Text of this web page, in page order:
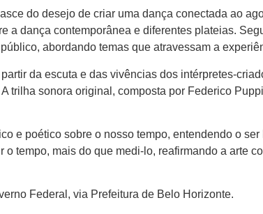
do desejo de criar uma dança conectada ao
dança contemporânea e diferentes plateias.
abordando temas que atravessam a
da escuta e das vivências dos intérpretes-
sonora original, composta por Federico
e poético sobre o nosso tempo, entendendo o
tempo, mais do que medi-lo, reafirmando a arte
Federal, via Prefeitura de Belo Horizonte.